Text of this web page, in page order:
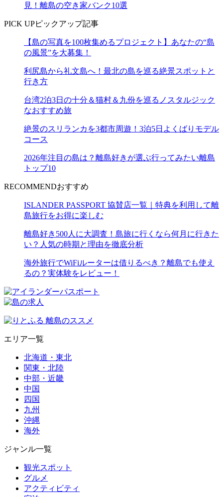
見！離島の空き家バンク10選
PICK UPピックアップ記事
【島の写真を100枚集めるプロジェクト】あなたの“島
の風景”を大募集！
利尻島から礼文島へ！最北の島を巡る絶景スポットと
行き方
台湾2泊3日の十分＆猫村＆九份を巡るノスタルジック
なおすすめ旅
絶景のスリランカを3都市周遊！3泊5日よくばりモデル
コース
2026年注目の島は？離島好きが選ぶ行ってみたい離島
トップ10
RECOMMENDおすすめ
ISLANDER PASSPORT 協賛店一覧｜特典を利用して離
島旅行をお得に楽しむ
離島好き500人に大調査！島旅に行くなら何月に行きた
い？人気の時期と理由を徹底分析
海外旅行でWiFiルーターは借りるべき？離島でも使え
るの？実体験をレビュー！
エリア一覧
北海道・東北
関東・北陸
中部・近畿
中国
四国
九州
沖縄
海外
ジャンル一覧
観光スポット
グルメ
アクティビティ